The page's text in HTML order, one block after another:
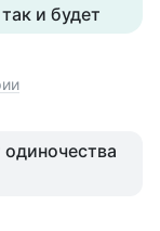
и будет